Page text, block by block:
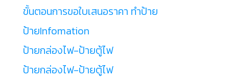
ขั้นตอนการขอใบเสนอราคา ทำป้าย
ป้ายInfomation
ป้ายกล่องไฟ-ป้ายตู้ไฟ
ป้ายกล่องไฟ-ป้ายตู้ไฟ